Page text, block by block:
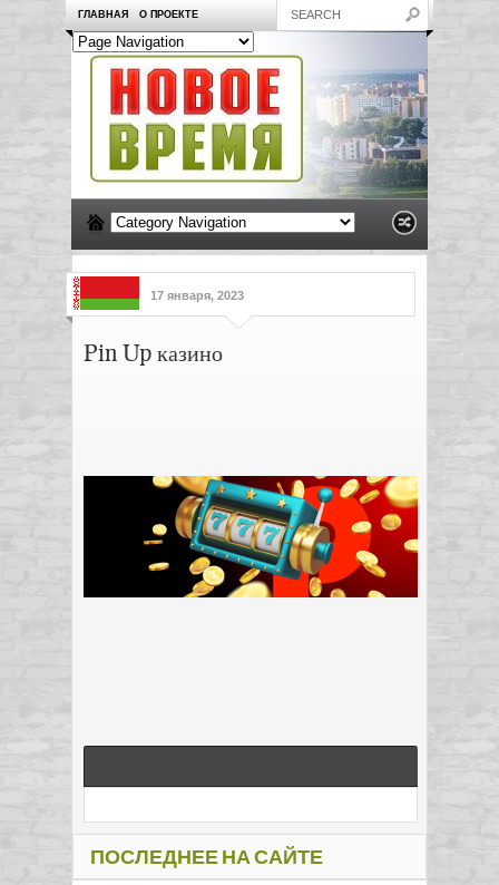
ГЛАВНАЯ О ПРОЕКТЕ
17 января, 2023
Pin Up казино
ПОСЛЕДНЕЕ НА САЙТЕ